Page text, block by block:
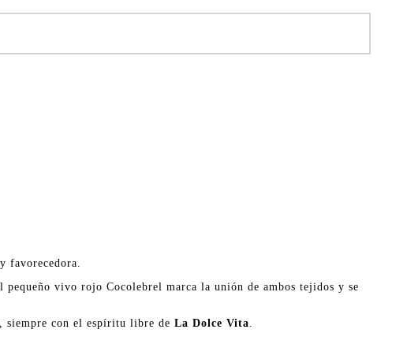
favorecedora.
vivo rojo Cocolebrel marca la unión de ambos tejidos y se
siempre con el espíritu libre de La Dolce Vita